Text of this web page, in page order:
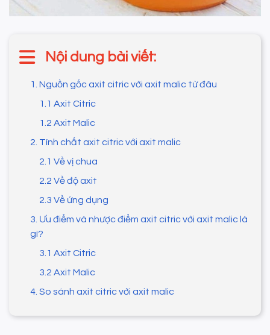
Nội dung bài viết:
1. Nguồn gốc axit citric với axit malic từ đâu
1.1 Axit Citric
1.2 Axit Malic
2. Tính chất axit citric với axit malic
2.1 Về vị chua
2.2 Về độ axit
2.3 Về ứng dụng
3. Ưu điểm và nhược điểm axit citric với axit malic là
gì?
3.1 Axit Citric
3.2 Axit Malic
4. So sánh axit citric với axit malic